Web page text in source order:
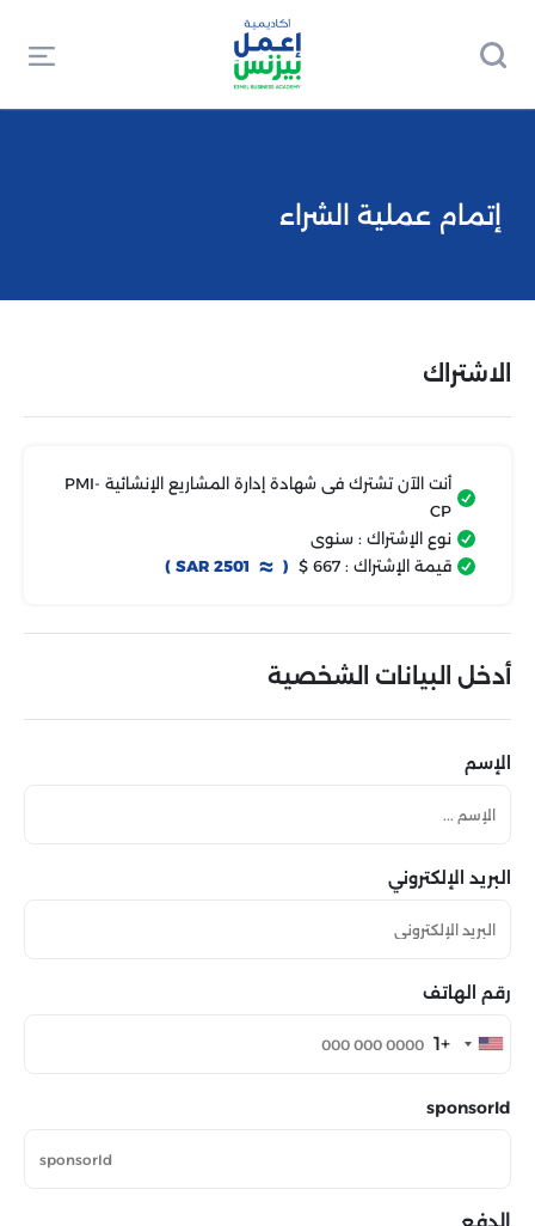
إتمام عملية الشراء
الاشتراك
أنت الآن تشترك فى
شهادة إدارة المشاريع الإنشائية PMI-
CP
نوع الإشتراك : سنوى
قيمة الإشتراك : 667 $
(
أدخل البيانات الشخصية
الإسم
البريد الإلكتروني
رقم الهاتف
0224
United
+1
sponsorId